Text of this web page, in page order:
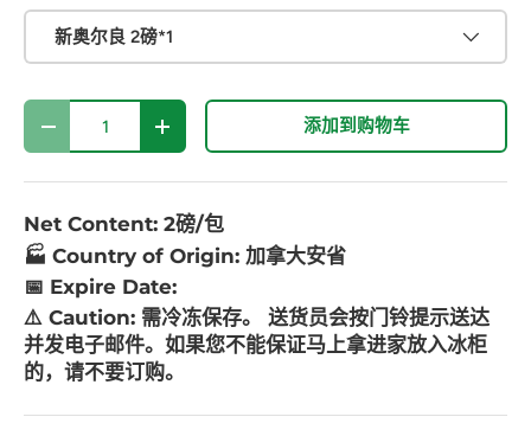
新奥尔良 2磅*1
数量
- + 添加到购物车
Net Content: 2磅/包
🏭 Country of Origin: 加拿大安省
📅 Expire Date:
⚠️ Caution: 需冷冻保存。 送货员会按门铃提示送达
并发电子邮件。如果您不能保证马上拿进家放入冰柜
的，请不要订购。